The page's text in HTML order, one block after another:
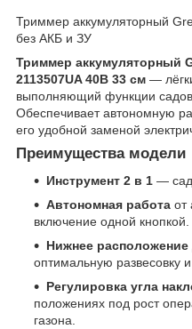
Триммер аккумуляторный
без АКБ и ЗУ
Триммер аккумуляторный
2113507UA 40В 33 см —
выполняющий функции
Обеспечивает автономную
его удобной заменой
Преимущества модели
Инструмент 2 в 1 —
Автономная работа от
включение одной кнопкой.
Нижнее расположение
оптимальную развесовку
Регулировка угла
положениях под рост
газона.